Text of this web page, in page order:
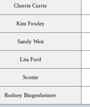
Cherrie Currie
Kim Fowley
Sandy West
Lita Ford
Scottie
Rodney Bingenheimer